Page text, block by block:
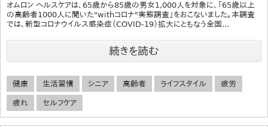
オムロン ヘルスケアは、65歳から85歳の男女1,000人を対象に、「65歳以上
の高齢者1000人に聞いた"withコロナ"実態調査」をおこないました。本調査
では、新型コロナウイルス感染症（COVID-19）拡大にともなう全国...
続きを読む
健康 生活習慣 シニア 高齢者 ライフスタイル 疲労
疲れ セルフケア